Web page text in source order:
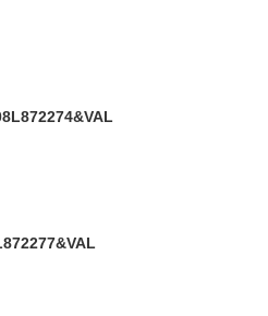
872274&VAL
872277&VAL